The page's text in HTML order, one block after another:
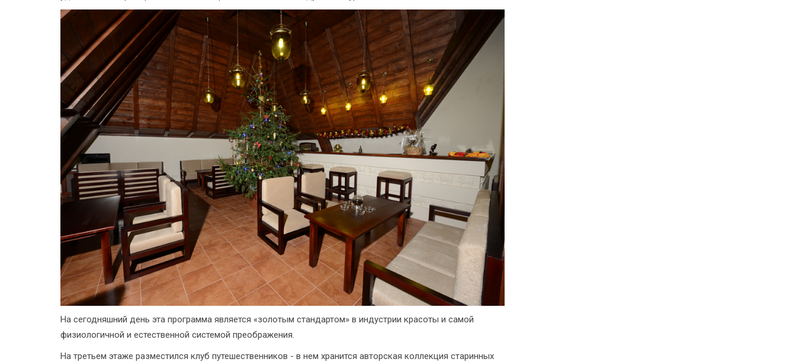
На сегодняшний день эта программа является «золотым стандартом» в индустрии красоты и самой
физиологичной и естественной системой преображения.
На третьем этаже разместился клуб путешественников - в нем хранится авторская коллекция старинных